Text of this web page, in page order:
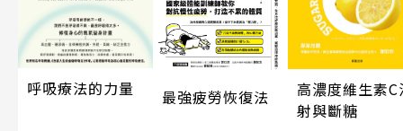
呼吸療法的力量 最強疲勞恢復法
高濃度維生素C
射與斷糖